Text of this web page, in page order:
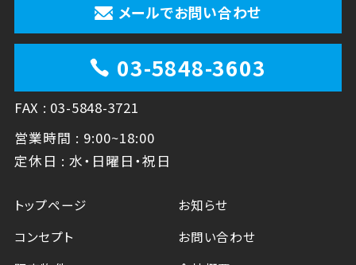
メールでお問い合わせ
03-5848-3603
FAX : 03-5848-3721
営業時間 : 9:00~18:00
定休日 : 水・日曜日・祝日
トップページ
コンセプト
お知らせ
お問い合わせ